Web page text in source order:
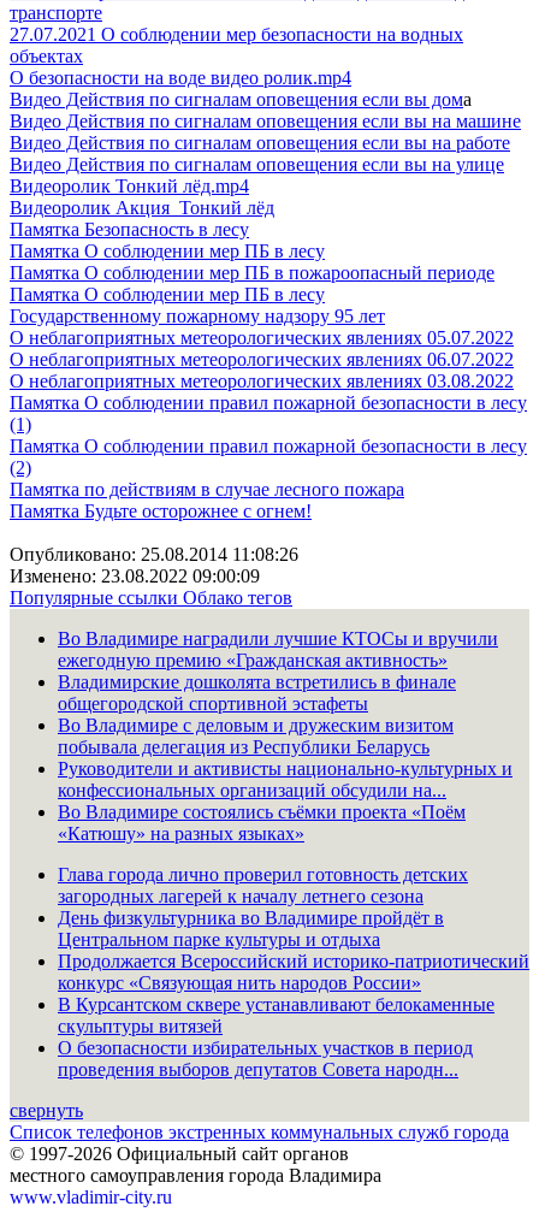
транспорте
27.07.2021 О соблюдении мер безопасности на водных
объектах
О безопасности на воде видео ролик.mp4
Видео Действия по сигналам оповещения если вы дома
Видео Действия по сигналам оповещения если вы на машине
Видео Действия по сигналам оповещения если вы на работе
Видео Действия по сигналам оповещения если вы на улице
Видеоролик Тонкий лёд.mp4
Видеоролик Акция_Тонкий лёд
Памятка Безопасность в лесу
Памятка О соблюдении мер ПБ в лесу
Памятка О соблюдении мер ПБ в пожароопасный периоде
Памятка О соблюдении мер ПБ в лесу
Государственному пожарному надзору 95 лет
О неблагоприятных метеорологических явлениях 05.07.2022
О неблагоприятных метеорологических явлениях 06.07.2022
О неблагоприятных метеорологических явлениях 03.08.2022
Памятка О соблюдении правил пожарной безопасности в лесу
(1)
Памятка О соблюдении правил пожарной безопасности в лесу
(2)
Памятка по действиям в случае лесного пожара
Памятка Будьте осторожнее с огнем!
Опубликовано: 25.08.2014 11:08:26
Изменено: 23.08.2022 09:00:09
Популярные ссылки Облако тегов
Во Владимире наградили лучшие КТОСы и вручили
ежегодную премию «Гражданская активность»
Владимирские дошколята встретились в финале
общегородской спортивной эстафеты
Во Владимире с деловым и дружеским визитом
побывала делегация из Республики Беларусь
Руководители и активисты национально-культурных и
конфессиональных организаций обсудили на...
Во Владимире состоялись съёмки проекта «Поём
«Катюшу» на разных языках»
Глава города лично проверил готовность детских
загородных лагерей к началу летнего сезона
День физкультурника во Владимире пройдёт в
Центральном парке культуры и отдыха
Продолжается Всероссийский историко-патриотический
конкурс «Связующая нить народов России»
В Курсантском сквере устанавливают белокаменные
скульптуры витязей
О безопасности избирательных участков в период
проведения выборов депутатов Совета народн...
свернуть
Список телефонов экстренных коммунальных служб города
© 1997-2026 Официальный сайт органов
местного самоуправления города Владимира
www.vladimir-city.ru